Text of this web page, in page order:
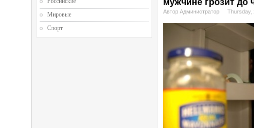
мужчине грозит до
Автор Администратор Thursday,
Мировые
Спорт